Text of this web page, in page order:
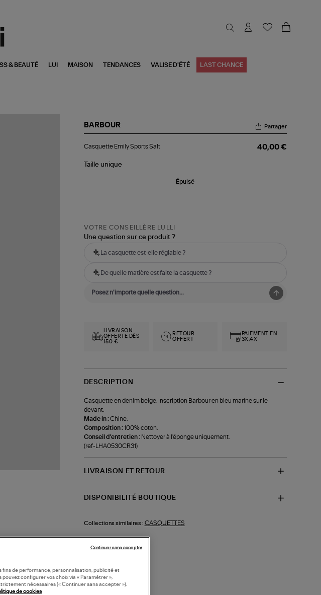
& BEAUTÉ LUI MAISON TENDANCES VALISE D'ÉTÉ LAST CHANCE
BARBOUR
Emily
Salt
Partager
Casquette Emily Sports Salt 40,00 €
Taille unique
Épuisé
VOTRE CONSEILLÈRE LULLI
Une question sur ce produit ?
La casquette est-elle réglable ?
De quelle matière est faite la casquette ?
LIVRAISON
OFFERTE DÈS
150 €
RETOUR
OFFERT
PAIEMENT EN
3X,4X
DESCRIPTION
Casquette en denim beige. Inscription Barbour en bleu marine sur le
devant.
Made in :Chine.
Composition :100% coton.
Conseil d'entretien : Nettoyer à l'éponge uniquement.
(ref-LHA0530CR31)
LIVRAISON ET RETOUR
DISPONIBILITÉ BOUTIQUE
Collections similaires : CASQUETTES
fins de performance, personnalisation, publicité et
configurer vos choix via « Paramétrer »,
nécessaires (« Continuer sans accepter »).
de cookies
Continuer sans accepter